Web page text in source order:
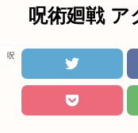
呪術廻戦
呪術廻戦